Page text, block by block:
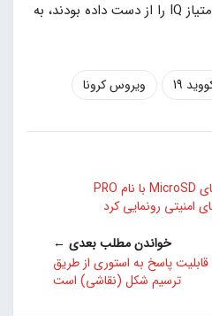
درگیر این موضوع بودند و 10 امتیاز IQ را از دست داده بودند، به
19 ویروس کرونا
سامسونگ از کارت حافظه‌های MicroSD با نام PRO
خواندن مطلب بعدی ←
قابلیت پاسخ به استوری از طریق
ترسیم شکل (نقاشی) است